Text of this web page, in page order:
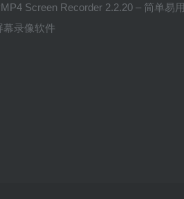
Screen Recorder 2.2.20 – 简单易用
幕录像软件